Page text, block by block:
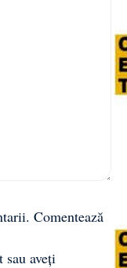
Comentează
aveți